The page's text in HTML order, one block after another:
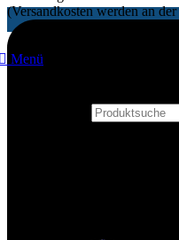
(Versandkosten werden an
Menü